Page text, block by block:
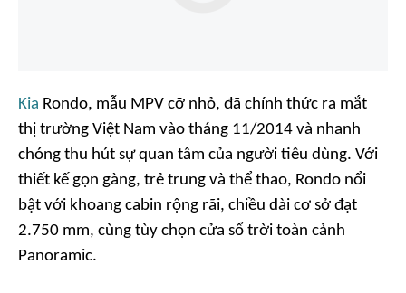
Kia Rondo, mẫu MPV cỡ nhỏ, đã chính thức ra mắt
thị trường Việt Nam vào tháng 11/2014 và nhanh
chóng thu hút sự quan tâm của người tiêu dùng. Với
thiết kế gọn gàng, trẻ trung và thể thao, Rondo nổi
bật với khoang cabin rộng rãi, chiều dài cơ sở đạt
2.750 mm, cùng tùy chọn cửa sổ trời toàn cảnh
Panoramic.